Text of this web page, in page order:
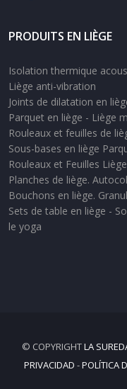
PRODUITS EN LIÈGE
Isolation thermique
Liège anti-vibration
Joints de dilatation en
Parquet en liège - Liège
Rouleaux et feuilles de
Sous-bases en liège
Rouleaux et Feuilles
Planches de liège.
Bouchons en liège.
Sets de table en liège -
le yoga
© COPYRIGHTLA
PRIVACIDAD -POLÍTICA